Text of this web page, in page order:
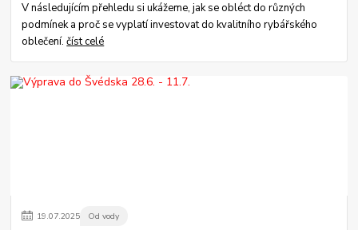
V následujícím přehledu si ukážeme, jak se obléct do různých
podmínek a proč se vyplatí investovat do kvalitního rybářského
oblečení.číst celé
19.07.2025 Od vody